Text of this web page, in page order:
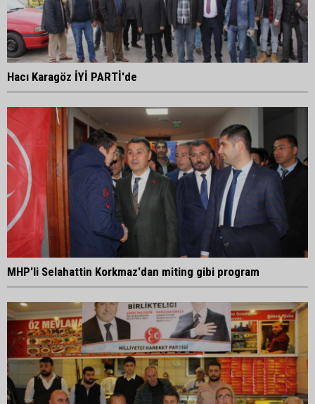
Hacı Karagöz İYİ PARTİ'de
MHP'li Selahattin Korkmaz'dan miting gibi program